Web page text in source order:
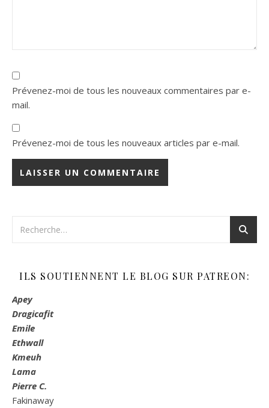
Prévenez-moi de tous les nouveaux commentaires par e-
mail.
Prévenez-moi de tous les nouveaux articles par e-mail.
ILS SOUTIENNENT LE BLOG SUR PATREON:
Apey
Dragicafit
Emile
Ethwall
Kmeuh
Lama
Pierre C.
Fakinaway